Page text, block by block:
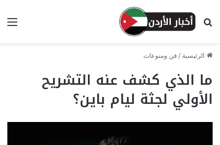
بحث عن
الرئيسية / فن ومنوعات
ما الذي كشف عنه التشريح
الأولي لجثة ليام باين؟